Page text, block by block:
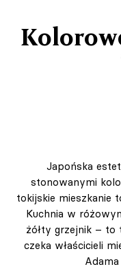
Japońska
stonowanymi
tokijskie mieszkanie
Kuchnia w
żółty grzejnik – to
czeka właścicieli